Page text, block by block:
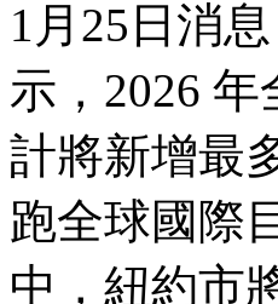
1月25日消
示，2026
計將新增最
跑全球國際
中，紐約市